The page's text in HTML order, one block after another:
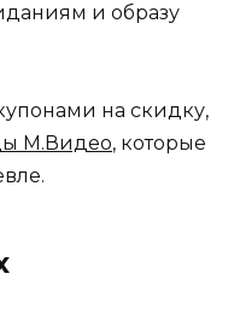
и образу
на скидку,
М.Видео, которые